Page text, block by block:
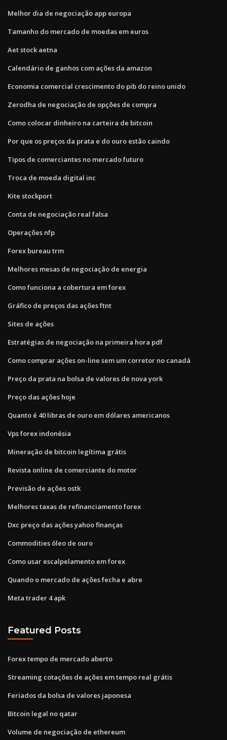
Melhor dia de negociação app europa
Tamanho do mercado de moedas em euros
Aet stock aetna
Calendário de ganhos com ações da amazon
Economia comercial crescimento do pib do reino unido
Zerodha de negociação de opções de compra
Como colocar dinheiro na carteira de bitcoin
Por que os preços da prata e do ouro estão caindo
Tipos de comerciantes no mercado futuro
Troca de moeda digital inc
Kite stockport
Conta de negociação real falsa
Operações nfp
Forex bureau trm
Melhores mesas de negociação de energia
Como funciona a cobertura em forex
Gráfico de preços das ações ftnt
Sites de ações
Estratégias de negociação na primeira hora pdf
Como comprar ações on-line sem um corretor no canadá
Preço da prata na bolsa de valores de nova york
Preço das ações hoje
Quanto é 40 libras de ouro em dólares americanos
Vps forex indonésia
Mineração de bitcoin legítima grátis
Revista online de comerciante do motor
Previsão de ações ostk
Melhores taxas de refinanciamento forex
Dxc preço das ações yahoo finanças
Commodities óleo de ouro
Como usar escalpelamento em forex
Quando o mercado de ações fecha e abre
Meta trader 4 apk
Featured Posts
Forex tempo de mercado aberto
Streaming cotações de ações em tempo real grátis
Feriados da bolsa de valores japonesa
Bitcoin legal no qatar
Volume de negociação de ethereum